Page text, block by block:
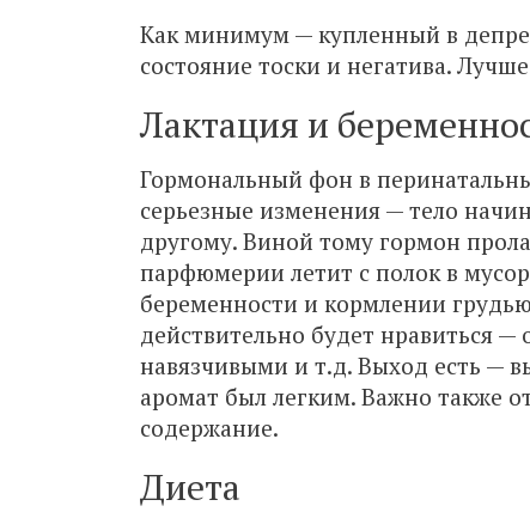
Как минимум — купленный в
состояние тоски и негатива.
Лактация и
Гормональный фон в
серьезные изменения — тело
другому. Виной тому гормон
парфюмерии летит с полок в
беременности и кормлении
действительно будет нравиться
навязчивыми и т.д. Выход есть —
аромат был легким. Важно также
содержание.
Диета